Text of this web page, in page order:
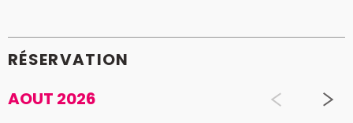
RÉSERVATION
AOUT 2026